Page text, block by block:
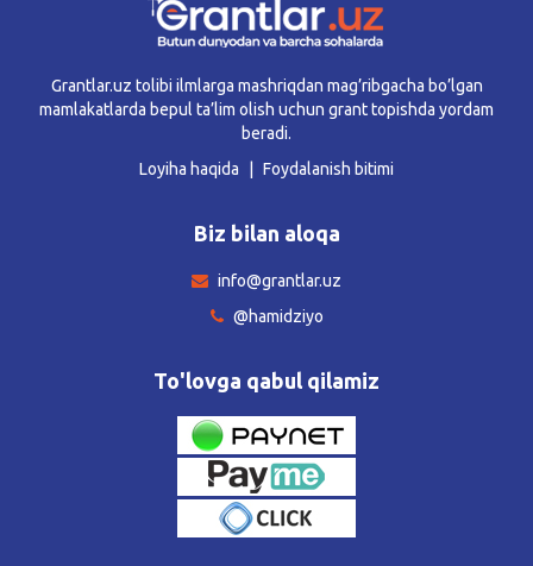
Grantlar.uz tolibi ilmlarga mashriqdan mag’ribgacha bo’lgan
mamlakatlarda bepul ta’lim olish uchun grant topishda yordam
beradi.
Loyiha haqida
Foydalanish bitimi
Biz bilan aloqa
info@grantlar.uz
@hamidziyo
To'lovga qabul qilamiz